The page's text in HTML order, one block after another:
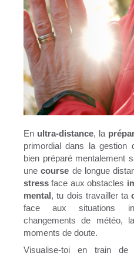
En ultra-distance, la
primordial dans la gestion
bien préparé mentalement
unecourse de longue
stress face aux obstacles
mental, tu dois travailler ta
face aux situations
changements de météo,
moments de doute.
Visualise-toi en train de